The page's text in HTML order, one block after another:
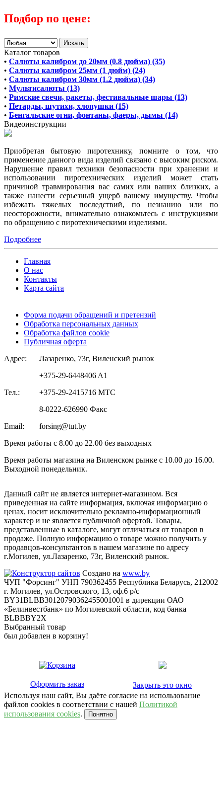
Подбор по цене:
Каталог товаров
• Салюты калибром до 20мм (0.8 дюйма) (35)
• Салюты калибром 25мм (1 дюйм) (24)
• Салюты калибром 30мм (1.2 дюйма) (34)
• Мультисалюты (13)
• Римские свечи, ракеты, фестивальные шары (13)
• Петарды, шутихи, хлопушки (15)
• Бенгальские огни, фонтаны, фаеры, дымы (14)
Видеоинструкции
Приобретая бытовую пиротехнику, помните о том, что
применение данного вида изделий связано с высоким риском.
Нарушение правил техники безопасности при хранении и
использовании пиротехнических изделий может стать
причиной травмирования вас самих или ваших близких, а
также нанести серьезный ущерб вашему имуществу. Чтобы
избежать тяжелых последствий, по незнанию или по
неосторожности, внимательно ознакомьтесь с инструкциями
по обращению с пиротехническими изделиями.
Подробнее
Главная
О нас
Контакты
Карта сайта
Форма подачи обращений и претензий
Обработка персональных данных
Обработка файлов cookie
Публичная оферта
Адрес:
Лазаренко, 73г, Виленский рынок
Тел.:
+375-29-6448406 A1
+375-29-2415716 МТС
8-0222-626990 Факс
Email:
forsing@tut.by
Время работы с 8.00 до 22.00 без выходных
Время работы магазина на Виленском рынке с 10.00 до 16.00.
Выходной понедельник.
Данный сайт не является интернет-магазином. Вся
приведенная на сайте информация, включая информацию о
ценах, носит исключительно рекламно-информационный
характер и не является публичной офертой. Товары,
представленные в каталоге, могут отличаться от товаров в
продаже. Полную информацию о товаре можно получить у
продавцов-консультантов в нашем магазине по адресу
г.Могилев, ул.Лазаренко, 73г, Виленский рынок.
Создано на www.by
ЧУП "Форсинг" УНП 790362455 Республика Беларусь, 212002
г. Могилев, ул.Островского, 13, оф.6 р/с
BY31BLBB30120790362455001001 в дирекции ОАО
«Белинвестбанк» по Могилевской области, код банка
BLBBBY2X
Выбранный товар
был добавлен в корзину!
Оформить заказ
Закрыть это окно
Используя наш сайт, Вы даёте согласие на использование
файлов cookies в соответствии с нашей Политикой
использования cookies. Понятно